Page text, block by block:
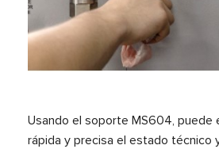
Usando el soporte MS604, puede
rápida y precisa el estado técnico